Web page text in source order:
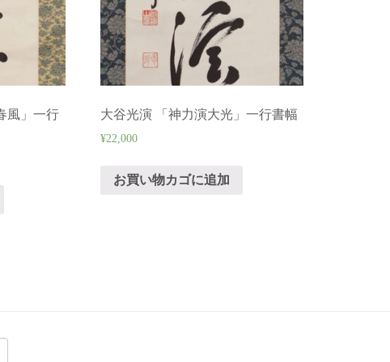
風」一行
大谷光演 「神力演大光」一行書幅
¥22,000
お買い物カゴに追加